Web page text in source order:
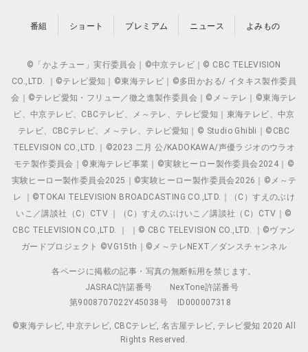
番組 ショート プレミアム ニュース よみもの
©「かよチュー」実行委員会｜©中京テレビ｜© CBC TELEVISION
CO.,LTD. ｜©テレビ愛知｜©東海テレビ｜©多田かおる/ イタキス製作委員
会｜©テレビ愛知・フリュー／徹之進製作委員会｜©メ～テレ｜©東海テレ
ビ、中京テレビ、CBCテレビ、メ～テレ、テレビ愛知｜東海テレビ、中京
テレビ、CBCテレビ、メ～テレ、テレビ愛知｜© Studio Ghibli｜©CBC
TELEVISION CO.,LTD.｜©2023 二月 公/KADOKAWA/声優ラジオのウラオ
モテ製作委員会｜©東海テレビ事業｜©実験ヒーロー製作委員会2024｜©
実験ヒーロー製作委員会2025｜©実験ヒーロー製作委員会2026｜©メ～テ
レ ｜©TOKAI TELEVISION BROADCASTING CO.,LTD.｜（C）すえのぶけ
いこ／講談社（C）CTV ｜（C）すえのぶけいこ／講談社（C）CTV｜©
CBC TELEVISION CO.,LTD. ｜ ｜© CBC TELEVISION CO.,LTD. ｜©ヴァン
ガードプロジェクト ©VG15th｜©メ～テレNEXT／ダンスチャンネル
各ページに掲載の記事・写真の無断転用を禁じます。
JASRAC許諾番号
NexTone許諾番号
第9008707022Y45038号
ID000007318
©東海テレビ, 中京テレビ, CBCテレビ, 名古屋テレビ, テレビ愛知 2020 All
Rights Reserved.